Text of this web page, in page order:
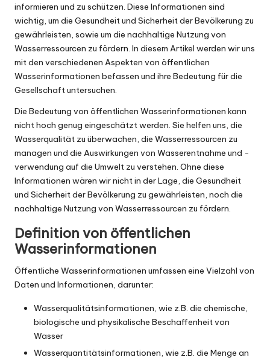
informieren und zu schützen. Diese Informationen sind
wichtig, um die Gesundheit und Sicherheit der Bevölkerung zu
gewährleisten, sowie um die nachhaltige Nutzung von
Wasserressourcen zu fördern. In diesem Artikel werden wir uns
mit den verschiedenen Aspekten von öffentlichen
Wasserinformationen befassen und ihre Bedeutung für die
Gesellschaft untersuchen.
Die Bedeutung von öffentlichen Wasserinformationen kann
nicht hoch genug eingeschätzt werden. Sie helfen uns, die
Wasserqualität zu überwachen, die Wasserressourcen zu
managen und die Auswirkungen von Wasserentnahme und -
verwendung auf die Umwelt zu verstehen. Ohne diese
Informationen wären wir nicht in der Lage, die Gesundheit
und Sicherheit der Bevölkerung zu gewährleisten, noch die
nachhaltige Nutzung von Wasserressourcen zu fördern.
Definition von öffentlichen
Wasserinformationen
Öffentliche Wasserinformationen umfassen eine Vielzahl von
Daten und Informationen, darunter:
Wasserqualitätsinformationen, wie z.B. die chemische,
biologische und physikalische Beschaffenheit von
Wasser
Wasserquantitätsinformationen, wie z.B. die Menge an